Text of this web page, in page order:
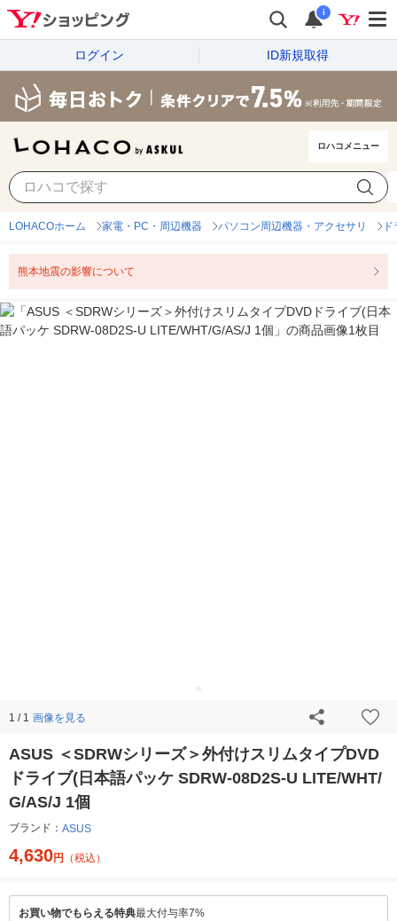
i
ログイン ID新規取得
ロハコメニュー
LOHACOホーム 家電・PC・周辺機器 パソコン周辺機器・アクセサリ
熊本地震の影響について
1 / 1 画像を見る
ASUS ＜SDRWシリーズ＞外付けスリムタイプDVD
ドライブ(日本語パッケ SDRW-08D2S-U LITE/WHT/
G/AS/J 1個
ブランド： ASUS
4,630円 （税込）
お買い物でもらえる特典最大付与率7%